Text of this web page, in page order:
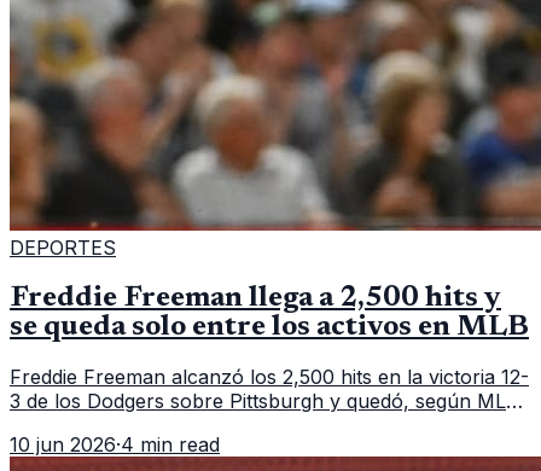
DEPORTES
Freddie Freeman llega a 2,500 hits y
se queda solo entre los activos en MLB
Freddie Freeman alcanzó los 2,500 hits en la victoria 12-
3 de los Dodgers sobre Pittsburgh y quedó, según MLB,
Grandes Ligas.
10 jun 2026·4 min read